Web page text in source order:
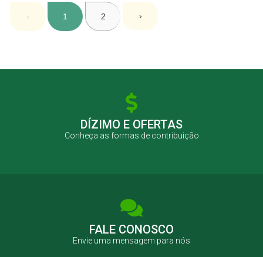
‹ 1 2 ›
DÍZIMO E OFERTAS
Conheça as formas de contribuição
FALE CONOSCO
Envie uma mensagem para nós